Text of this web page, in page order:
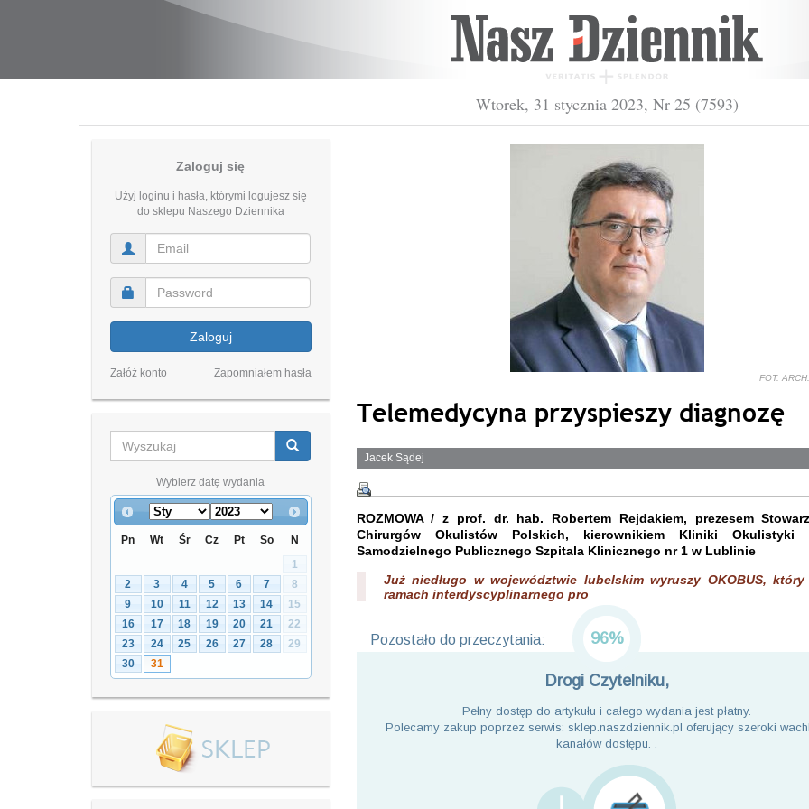
Wtorek, 31 stycznia 2023, Nr 25 (7593)
Zaloguj się
Użyj loginu i hasła, którymi logujesz się
do sklepu Naszego Dziennika
Zaloguj
Załóż konto Zapomniałem hasła
Wybierz datę wydania
Pn Wt Śr Cz Pt So
N
1
2
3 4 5 6 7
8
9
10 11 12 13 14
15
16
17 18 19 20 21
22
23
24 25 26 27 28
29
30
31
FOT. ARCH.
Telemedycyna przyspieszy diagnozę
Jacek Sądej
ROZMOWA / z prof. dr. hab. Robertem Rejdakiem, prezesem
Chirurgów Okulistów Polskich, kierownikiem Kliniki Okulistyki
Samodzielnego Publicznego Szpitala Klinicznego nr 1 w Lublinie
Już niedługo w województwie lubelskim wyruszy OKOBUS, który
ramach interdyscyplinarnego pro
Pozostało do przeczytania: 96%
Drogi Czytelniku,
Pełny dostęp do artykułu i całego wydania jest płatny.
Polecamy zakup poprzez serwis: sklep.naszdziennik.pl oferujący szeroki
kanałów dostępu. .